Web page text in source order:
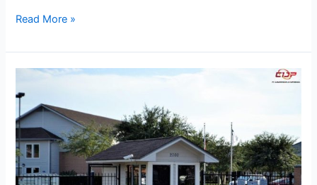
Read More »
Sistem
Keamanan
Perumahan:
5
Fitur
Ini
Wajib